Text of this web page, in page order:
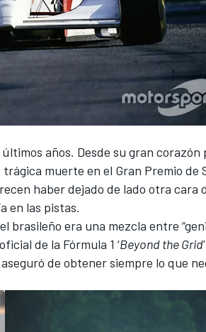
años. Desde su gran corazón
muerte en el Gran Premio de
haber dejado de lado otra cara
en las pistas.
brasileño era una mezcla entre
de la Fórmula 1 ‘Beyond the Grid
de obtener siempre lo que